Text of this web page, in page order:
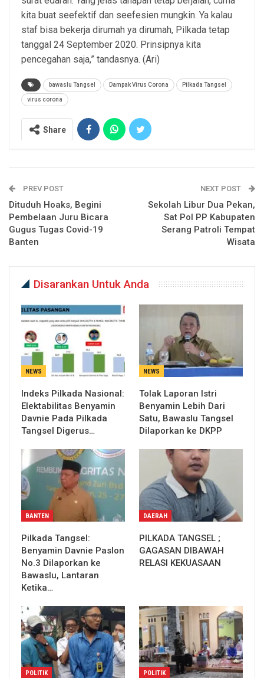
kita buat seefektif dan seefesien mungkin. Ya kalau
staf bisa bekerja dirumah ya dirumah, Pilkada tetap
tanggal 24 September 2020. Prinsipnya kita
pencegahan saja,” tandasnya. (Ari)
bawaslu Tangsel Dampak Virus Corona Pilkada Tangsel
virus corona
Share
PREV POST
Dituduh Hoaks, Begini
Pembelaan Juru Bicara
Gugus Tugas Covid-19
Banten
NEXT POST
Sekolah Libur Dua Pekan,
Sat Pol PP Kabupaten
Serang Patroli Tempat
Wisata
Disarankan Untuk Anda
NEWS
Indeks Pilkada Nasional:
Elektabilitas Benyamin
Davnie Pada Pilkada
Tangsel Digerus…
NEWS
Tolak Laporan Istri
Benyamin Lebih Dari
Satu, Bawaslu Tangsel
Dilaporkan ke DKPP
BANTEN
Pilkada Tangsel:
Benyamin Davnie Paslon
No.3 Dilaporkan ke
Bawaslu, Lantaran
Ketika…
DAERAH
PILKADA TANGSEL ;
GAGASAN DIBAWAH
RELASI KEKUASAAN
POLITIK POLITIK